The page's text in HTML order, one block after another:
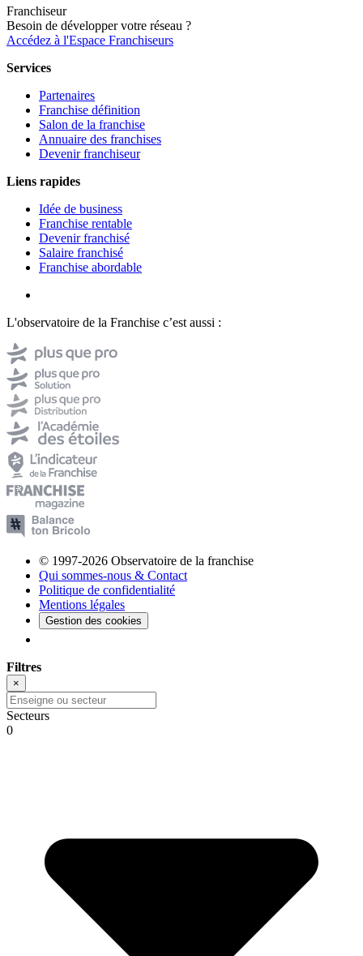
Franchiseur
Besoin de développer votre réseau ?
Accédez à l'Espace Franchiseurs
Services
Partenaires
Franchise définition
Salon de la franchise
Annuaire des franchises
Devenir franchiseur
Liens rapides
Idée de business
Franchise rentable
Devenir franchisé
Salaire franchisé
Franchise abordable
L'observatoire de la Franchise c’est aussi :
© 1997-2026 Observatoire de la franchise
Qui sommes-nous & Contact
Politique de confidentialité
Mentions légales
Gestion des cookies
Filtres
×
Secteurs
0